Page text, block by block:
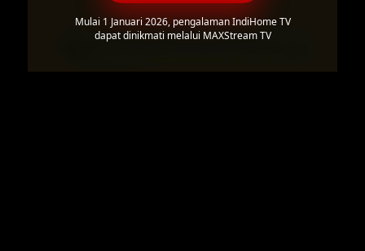
Mulai 1 Januari 2026, pengalaman IndiHome TV
dapat dinikmati melalui MAXStream TV